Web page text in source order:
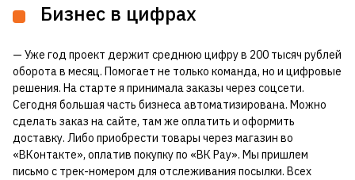
Бизнес в цифрах
— Уже год проект держит среднюю цифру в 200 тысяч рублей
оборота в месяц. Помогает не только команда, но и цифровые
решения. На старте я принимала заказы через соцсети.
Сегодня большая часть бизнеса автоматизирована. Можно
сделать заказ на сайте, там же оплатить и оформить
доставку. Либо приобрести товары через магазин во
«ВКонтакте», оплатив покупку по «ВК Pay». Мы пришлем
письмо с трек-номером для отслеживания посылки. Всех